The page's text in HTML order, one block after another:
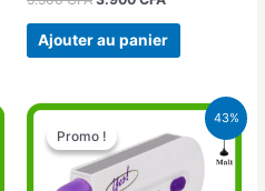
Ajouter au panier
43%
Promo !
Promo !
Le
prix
initial
était :
15.000 CFA.
Le
actuel
8.500 CFA.